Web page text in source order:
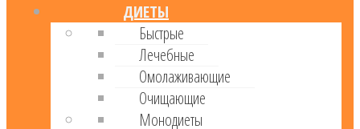
ДИЕТЫ
Быстрые
Лечебные
Омолаживающие
Очищающие
Монодиеты